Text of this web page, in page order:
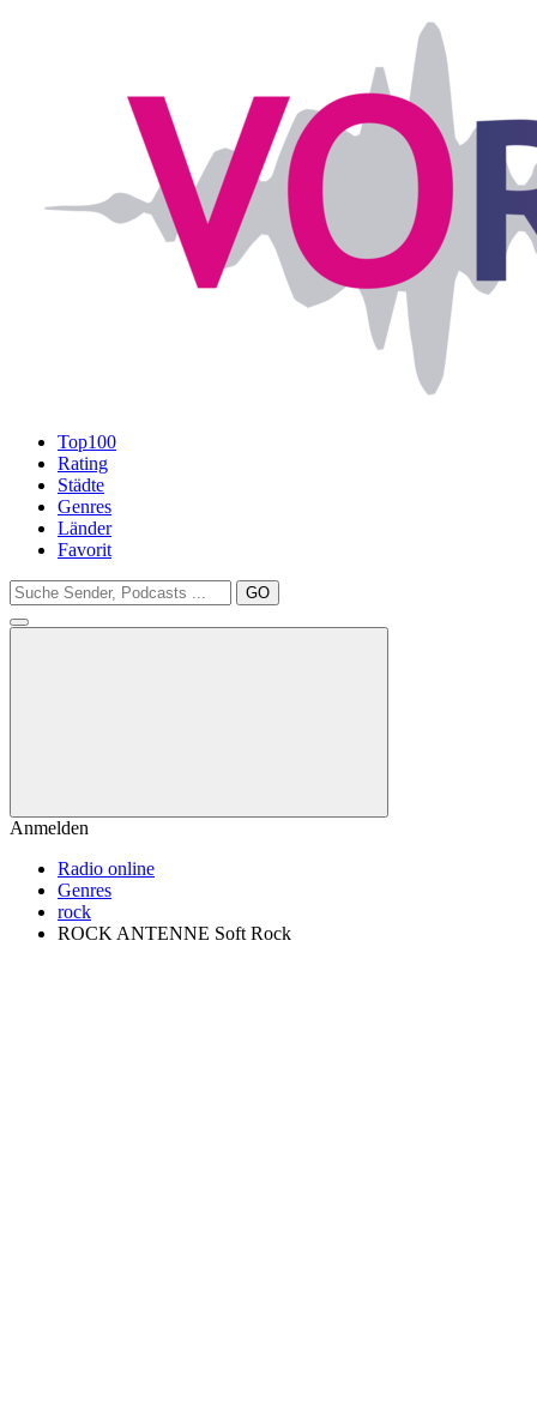
Top100
Rating
Städte
Genres
Länder
Favorit
GO
Anmelden
Radio online
Genres
rock
ROCK ANTENNE Soft Rock